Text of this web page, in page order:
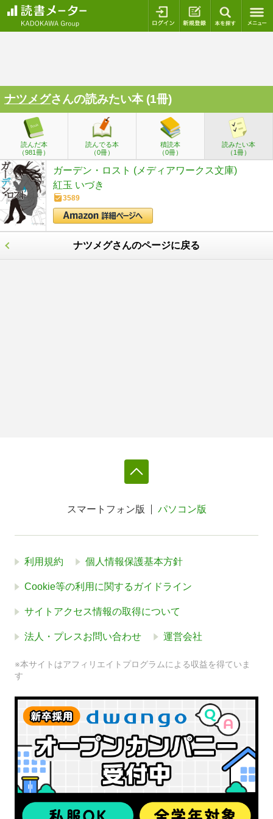
ログイン 新規登録
ナツメグさんの読みたい本 (1冊)
読んだ本
（981冊）
読んでる本
（0冊）
積読本
（0冊）
読みたい本
（1冊）
ガーデン・ロスト (メディアワークス文庫)
紅玉 いづき
3589
ナツメグさんのページに戻る
スマートフォン版 パソコン版
利用規約 個人情報保護基本方針
Cookie等の利用に関するガイドライン
サイトアクセス情報の取得について
法人・プレスお問い合わせ 運営会社
※本サイトはアフィリエイトプログラムによる収益を得ていま
す